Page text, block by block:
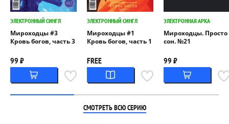
ЭЛЕКТРОННЫЙ СИНГЛ
Мироходцы #3
Кровь богов, часть 3
99 ₽
ЭЛЕКТРОННЫЙ СИНГЛ
Мироходцы #1
Кровь богов, часть 1
FREE
ЭЛЕКТРОННАЯ АРКА
Мироходцы. Просто
сон. №21
99 ₽
СМОТРЕТЬ ВСЮ СЕРИЮ